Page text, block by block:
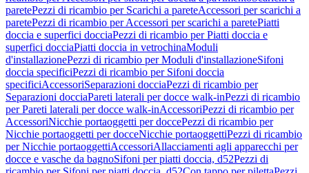
paretePezzi di ricambio per Scarichi a pareteAccessori per scarichi a
paretePezzi di ricambio per Accessori per scarichi a paretePiatti
doccia e superfici docciaPezzi di ricambio per Piatti doccia e
superfici docciaPiatti doccia in vetrochinaModuli
d'installazionePezzi di ricambio per Moduli d'installazioneSifoni
doccia specificiPezzi di ricambio per Sifoni doccia
specificiAccessoriSeparazioni docciaPezzi di ricambio per
Separazioni docciaPareti laterali per docce walk-inPezzi di ricambio
per Pareti laterali per docce walk-inAccessoriPezzi di ricambio per
AccessoriNicchie portaoggetti per doccePezzi di ricambio per
Nicchie portaoggetti per docceNicchie portaoggettiPezzi di ricambio
per Nicchie portaoggettiAccessoriAllacciamenti agli apparecchi per
docce e vasche da bagnoSifoni per piatti doccia, d52Pezzi di